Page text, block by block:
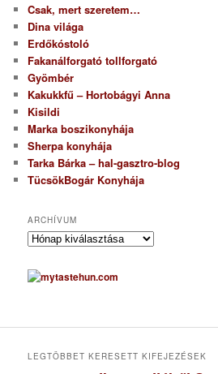
Csak, mert szeretem…
Dina világa
Erdőkóstoló
Fakanálforgató tollforgató
Gyömbér
Kakukkfű – Hortobágyi Anna
Kisildi
Marka boszikonyhája
Sherpa konyhája
Tarka Bárka – hal-gasztro-blog
TücsökBogár Konyhája
ARCHÍVUM
A
c
h
u
LEGTÖBBET KERESETT KIFEJEZÉSEK